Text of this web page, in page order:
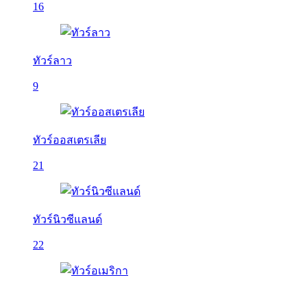
16
ทัวร์ลาว
9
ทัวร์ออสเตรเลีย
21
ทัวร์นิวซีแลนด์
22